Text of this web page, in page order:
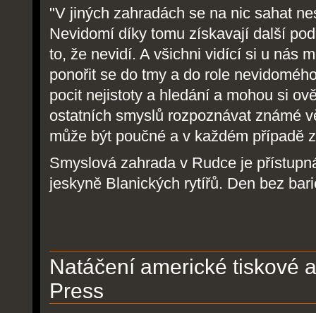
"V jiných zahradách se na nic sahat
Nevidomí díky tomu získavají další
to, že nevidí. A všichni vidící si u nás
ponořit se do tmy a do role
pocit nejistoty a hledání a mohou si
ostatních smyslů rozpoznávat známé
může být poučné a v každém případě
Smyslová zahrada v Rudce je
jeskyně Blanických rytířů. Den bez
Natáčení americké tiskové
Press